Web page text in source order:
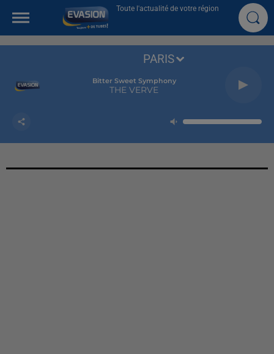
Toute l'actualité de votre région
Bitter Sweet Symphony
THE VERVE
PARIS